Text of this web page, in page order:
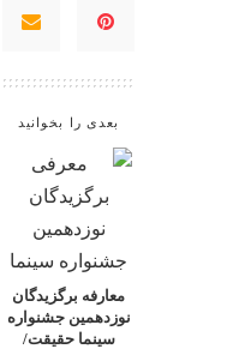
بعدی را بخوانید
معارفه برگزیدگان
نوزدهمین جشنواره
سینما حقیقت/